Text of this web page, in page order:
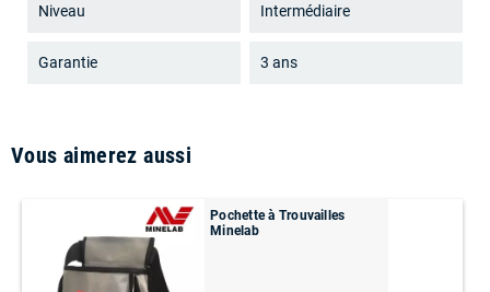
Niveau Intermédiaire
Garantie 3 ans
Vous aimerez aussi
Pochette à Trouvailles
Minelab